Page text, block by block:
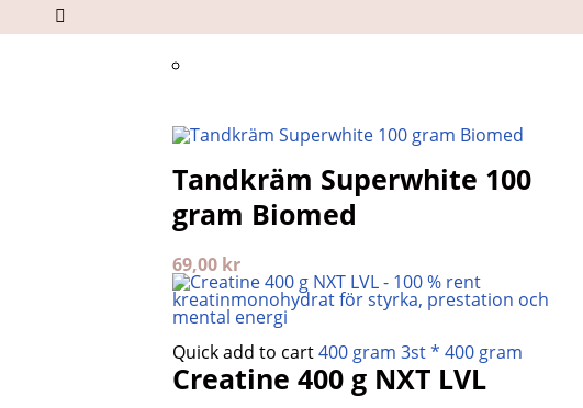
Tandkräm Superwhite 100
gram Biomed
69,00 kr
Quick add to cart400 gram 3st * 400 gram
Creatine 400 g NXT LVL